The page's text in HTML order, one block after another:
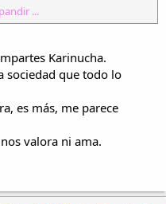
...
Karinucha.
sociedad que todo lo
es más, me parece
valora ni ama.